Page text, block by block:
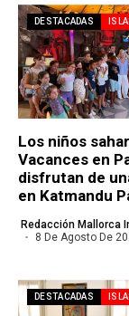
DESTACADAS
Los niños
Vacances en
disfrutan de
en Katmandu
Redacción Mallorca
8 De Agosto De
DESTACADAS